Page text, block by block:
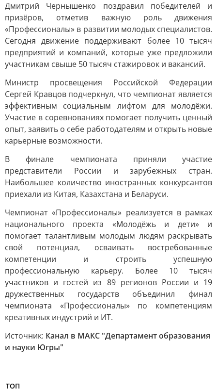
Дмитрий Чернышенко поздравил победителей и
призёров, отметив важную роль движения
«Профессионалы» в развитии молодых специалистов.
Сегодня движение поддерживают более 10 тысяч
предприятий и компаний, которые уже предложили
участникам свыше 50 тысяч стажировок и вакансий.
Министр просвещения Российской Федерации
Сергей Кравцов подчеркнул, что чемпионат является
эффективным социальным лифтом для молодёжи.
Участие в соревнованиях помогает получить ценный
опыт, заявить о себе работодателям и открыть новые
карьерные возможности.
В финале чемпионата приняли участие
представители России и зарубежных стран.
Наибольшее количество иностранных конкурсантов
приехали из Китая, Казахстана и Беларуси.
Чемпионат «Профессионалы» реализуется в рамках
национального проекта «Молодёжь и дети» и
помогает талантливым молодым людям раскрывать
свой потенциал, осваивать востребованные
компетенции и строить успешную
профессиональную карьеру. Более 10 тысяч
участников и гостей из 89 регионов России и 19
дружественных государств объединил финал
чемпионата «Профессионалы» по компетенциям
креативных индустрий и ИТ.
Источник: Канал в МАКС "Департамент образования
и науки Югры"
ТОП